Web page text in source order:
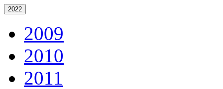
2022
2009
2010
2011